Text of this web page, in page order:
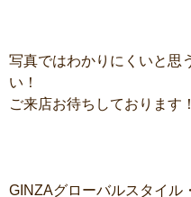
写真ではわかりにくいと思
い！
ご来店お待ちしております！
GINZAグローバルスタイ